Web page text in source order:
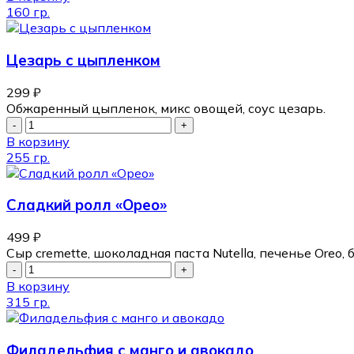
160 гр.
Цезарь с цыпленком
299 ₽
Обжаренный цыпленок, микс овощей, соус цезарь.
В корзину
255 гр.
Сладкий ролл «Орео»
499 ₽
Сыр cremette, шоколадная паста Nutella, печенье Oreo,
В корзину
315 гр.
Филадельфия с манго и авокадо